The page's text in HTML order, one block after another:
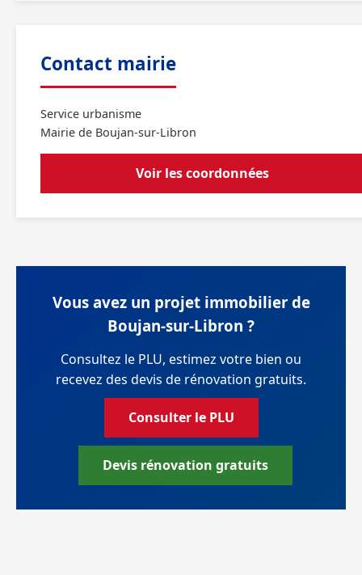
Contact mairie
Service urbanisme
Mairie de Boujan-sur-Libron
Voir les coordonnées
Vous avez un projet immobilier de
Boujan-sur-Libron ?
Consultez le PLU, estimez votre bien ou
recevez des devis de rénovation gratuits.
Consulter le PLU
Devis rénovation gratuits